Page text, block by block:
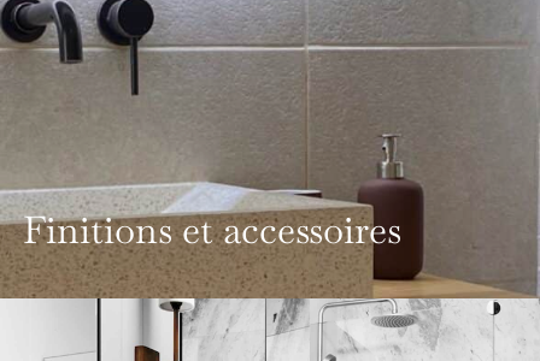
Finitions et accessoires